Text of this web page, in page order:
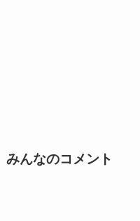
みんなのコメント